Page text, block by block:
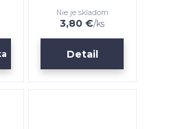
3,80 €/ks
Nie je skladom
Detail